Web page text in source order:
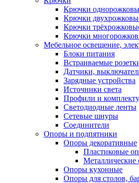
Крючки
Крючки
Крючки
Крючки
Мебельное освещение,
Блоки питания
Встраиваемые
Датчики,
Зарядные устройства
Источники света
Профили и
Светодиодные ленты
Сетевые шнуры
Соединители
Опоры и подпятники
Опоры декоративные
Пластиковые
Металлические
Опоры кухонные
Опоры для столов,